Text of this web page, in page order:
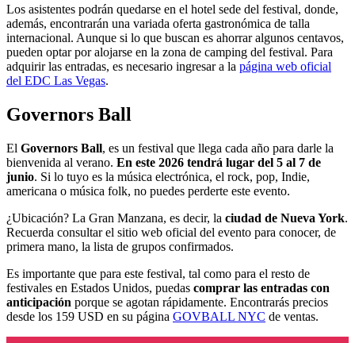
Los asistentes podrán quedarse en el hotel sede del festival, donde,
además, encontrarán una variada oferta gastronómica de talla
internacional. Aunque si lo que buscan es ahorrar algunos centavos,
pueden optar por alojarse en la zona de camping del festival. Para
adquirir las entradas, es necesario ingresar a la página web oficial
del EDC Las Vegas.
Governors Ball
El Governors Ball, es un festival que llega cada año para darle la
bienvenida al verano. En este 2026 tendrá lugar del 5 al 7 de
junio. Si lo tuyo es la música electrónica, el rock, pop, Indie,
americana o música folk, no puedes perderte este evento.
¿Ubicación? La Gran Manzana, es decir, la ciudad de Nueva York.
Recuerda consultar el sitio web oficial del evento para conocer, de
primera mano, la lista de grupos confirmados.
Es importante que para este festival, tal como para el resto de
festivales en Estados Unidos, puedas comprar las entradas con
anticipación porque se agotan rápidamente. Encontrarás precios
desde los 159 USD en su página GOVBALL NYC de ventas.